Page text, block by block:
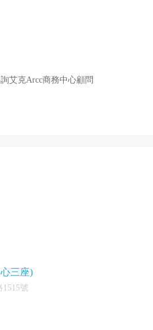
詢艾克Arcc商務中心顧問
三座)
號